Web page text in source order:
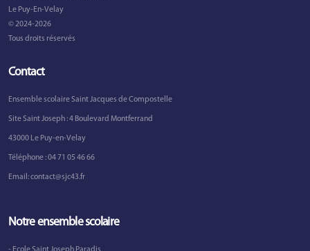
Le Puy-En-Velay
© 2024-2026
Tous droits réservés
Contact
Ensemble scolaire Saint Jacques de Compostelle
Site Saint Joseph : 4 Boulevard Montferrand
43000 Le Puy-en-Velay
Téléphone :04 71 05 46 66
Email:contact@sjc43.fr
Notre ensemble scolaire